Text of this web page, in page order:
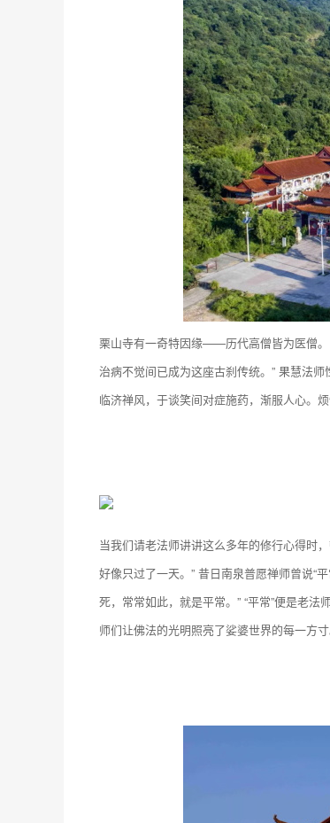
栗山寺有一奇特因缘——历代高僧皆为医僧。
治病不觉间已成为这座古刹传统。” 果慧法
临济禅风，于谈笑间对症施药，渐服人心。
当我们请老法师讲讲这么多年的修行心得时
好像只过了一天。” 昔日南泉普愿禅师曾说“
死，常常如此，就是平常。” “平常”便是老
师们让佛法的光明照亮了娑婆世界的每一方寸